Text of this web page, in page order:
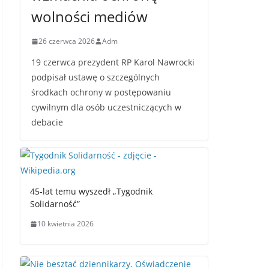
wolności mediów
26 czerwca 2026 Adm
19 czerwca prezydent RP Karol Nawrocki
podpisał ustawę o szczególnych
środkach ochrony w postępowaniu
cywilnym dla osób uczestniczących w
debacie
45-lat temu wyszedł „Tygodnik
Solidarność”
10 kwietnia 2026